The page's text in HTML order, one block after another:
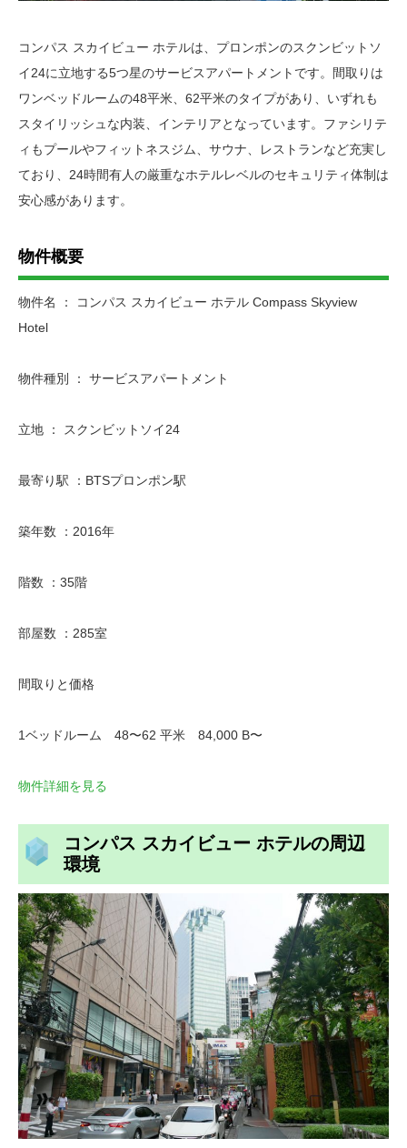
コンパス スカイビュー ホテルは、プロンポンのスクンビットソ
イ24に立地する5つ星のサービスアパートメントです。間取りは
ワンベッドルームの48平米、62平米のタイプがあり、いずれも
スタイリッシュな内装、インテリアとなっています。ファシリテ
ィもプールやフィットネスジム、サウナ、レストランなど充実し
ており、24時間有人の厳重なホテルレベルのセキュリティ体制は
安心感があります。
物件概要
物件名 ： コンパス スカイビュー ホテル Compass Skyview
Hotel
物件種別 ： サービスアパートメント
立地 ： スクンビットソイ24
最寄り駅 ：BTSプロンポン駅
築年数 ：2016年
階数 ：35階
部屋数 ：285室
間取りと価格
1ベッドルーム 48〜62 平米 84,000 B〜
物件詳細を見る
コンパス スカイビュー ホテルの周辺
環境